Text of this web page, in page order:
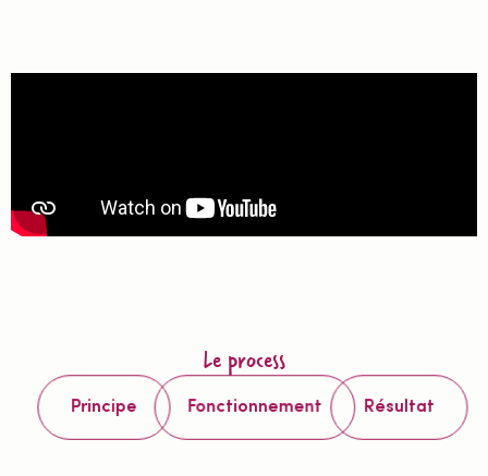
Le process
Principe Fonctionnement Résultat